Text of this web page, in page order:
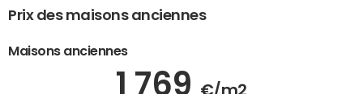
Prix des maisons anciennes
Maisons anciennes
1 769 €/m2